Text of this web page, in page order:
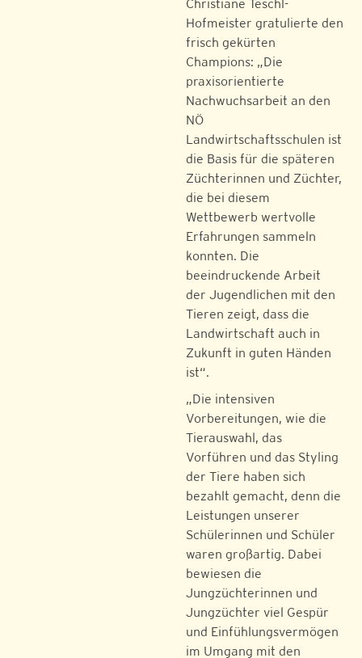
Christiane Teschl-
Hofmeister gratulierte den
frisch gekürten
Champions: „Die
praxisorientierte
Nachwuchsarbeit an den
NÖ
Landwirtschaftsschulen ist
die Basis für die späteren
Züchterinnen und Züchter,
die bei diesem
Wettbewerb wertvolle
Erfahrungen sammeln
konnten. Die
beeindruckende Arbeit
der Jugendlichen mit den
Tieren zeigt, dass die
Landwirtschaft auch in
Zukunft in guten Händen
ist“.
„Die intensiven
Vorbereitungen, wie die
Tierauswahl, das
Vorführen und das Styling
der Tiere haben sich
bezahlt gemacht, denn die
Leistungen unserer
Schülerinnen und Schüler
waren großartig. Dabei
bewiesen die
Jungzüchterinnen und
Jungzüchter viel Gespür
und Einfühlungsvermögen
im Umgang mit den